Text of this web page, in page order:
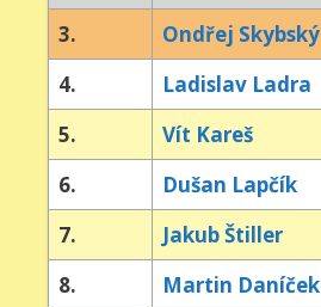
3.
Ondřej Skybský
4.
Ladislav Ladra
5.
Vít Kareš
6.
Dušan Lapčík
7.
Jakub Štiller
8.
Martin Daníček